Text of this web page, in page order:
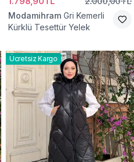
Modamihram Gri Kemerli
Kürklü Tesettür Yelek
Ücretsiz Kargo